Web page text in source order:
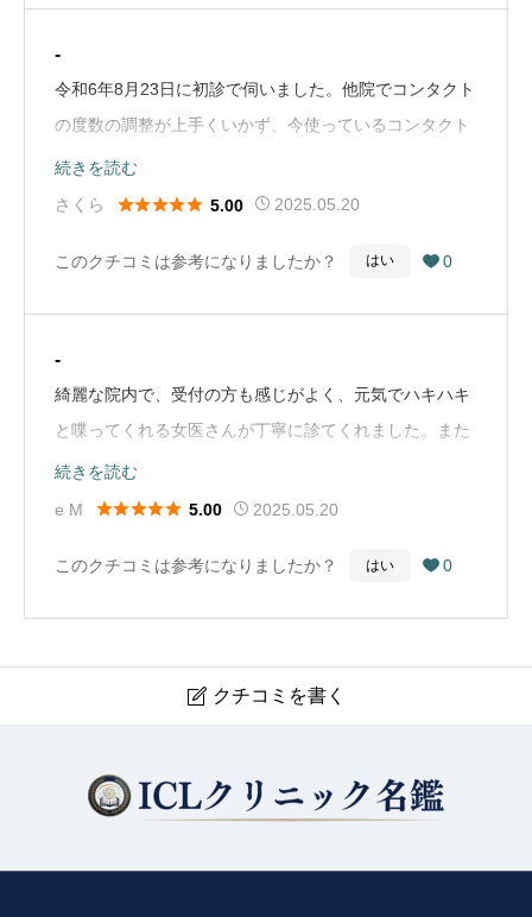
ねたら、それは眼科ではないと言われ？私は何をしにこ
素晴らしいのに、あの女性医師だけは非常に残念です
ね。相性もあると思いますが屈辱的な扱いを受け書き込
みしました。ドクターは偉いんですね？私が頭が悪いの
で言葉が理解出来ませんでしたよ。あくまで女性医師の
-
令和6年8月23日に初診で伺いました。他院でコンタクト
の度数の調整が上手くいかず、今使っているコンタクト
では見にくく調整と目の詳しい検査希望で伺いました。
視能訓練士さんが視力測定やその他の検査をしてくれた
た。今のコンタクトは過矯正ということで、調整をして
本眼科にきて本当に良かったと思いました。受付の方も
わせていただこうと思います。（Google Mapから引
用）
続きを読む
さくら
 5.00 2025.05.20
このクチコミは参考になりましたか？ はい  0
-
綺麗な院内で、受付の方も感じがよく、元気でハキハキ
と喋ってくれる女医さんが丁寧に診てくれました。また
何かあった時にはこちらに通いたいと思いました。
（Google Mapから引用）
続きを読む
e M
 5.00 2025.05.20
このクチコミは参考になりましたか？ はい  0
 クチコミを書く
現在クチコミは投稿できません。